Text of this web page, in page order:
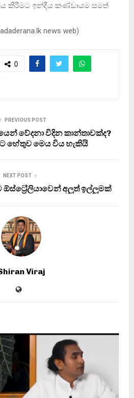
කිරීමට ඉන්දීය කණ්ඩායම සමත්
news web)
0
PREVIOUS POST
වේදනා විදින කාන්තාවක්ද?
හේතුව මෙය විය හැකියි
NEXT POST
අලුත් ඉල්ලුමක්
Viraj